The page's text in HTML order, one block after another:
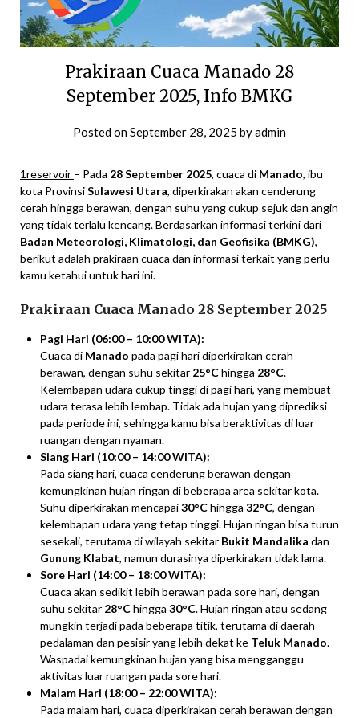
Prakiraan Cuaca Manado 28
September 2025, Info BMKG
Posted onSeptember 28, 2025 byadmin
1reservoir – Pada 28 September 2025, cuaca di Manado, ibu
kota ProvinsiSulawesi Utara, diperkirakan akan cenderung
cerah hingga berawan, dengan suhu yang cukup sejuk dan angin
yang tidak terlalu kencang. Berdasarkan informasi terkini dari
Badan Meteorologi, Klimatologi, dan Geofisika (BMKG),
berikut adalah prakiraan cuaca dan informasi terkait yang perlu
kamu ketahui untuk hari ini.
Prakiraan Cuaca Manado 28 September 2025
Pagi Hari (06:00 – 10:00 WITA):
Cuaca di Manado pada pagi hari diperkirakan cerah
berawan, dengan suhu sekitar 25°Chingga 28°C.
Kelembapan udara cukup tinggi di pagi hari, yang membuat
udara terasa lebih lembap. Tidak ada hujan yang diprediksi
pada periode ini, sehingga kamu bisa beraktivitas di luar
ruangan dengan nyaman.
Siang Hari (10:00 – 14:00 WITA):
Pada siang hari, cuaca cenderung berawan dengan
kemungkinan hujan ringan di beberapa area sekitar kota.
Suhu diperkirakan mencapai30°Chingga 32°C, dengan
kelembapan udara yang tetap tinggi. Hujan ringan bisa turun
sesekali, terutama di wilayah sekitar Bukit Mandalika dan
Gunung Klabat, namun durasinya diperkirakan tidak lama.
Sore Hari (14:00 – 18:00 WITA):
Cuaca akan sedikit lebih berawan pada sore hari, dengan
suhu sekitar 28°Chingga 30°C. Hujan ringan atau sedang
mungkin terjadi pada beberapa titik, terutama di daerah
pedalaman dan pesisir yang lebih dekat ke Teluk Manado.
Waspadai kemungkinan hujan yang bisa mengganggu
aktivitas luar ruangan pada sore hari.
Malam Hari (18:00 – 22:00 WITA):
Pada malam hari, cuaca diperkirakan cerah berawan dengan